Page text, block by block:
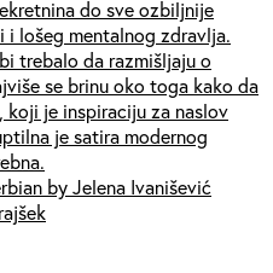
do sve ozbiljnije
i lošeg mentalnog zdravlja.
trebalo da razmišljaju o
se brinu oko toga kako da
koji je inspiraciju za naslov
je satira modernog
by Jelena Ivanišević